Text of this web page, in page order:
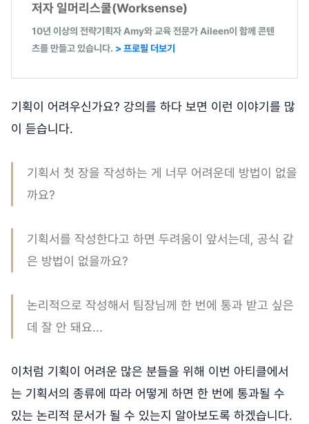
저자 일머리스쿨(Worksense)
10년 이상의 전략기획자 Amy와 교육 전문가 Aileen이 함께 콘텐
츠를 만들고 있습니다. > 프로필 더보기
기획이 어려우신가요? 강의를 하다 보면 이런 이야기를 많
이 듣습니다.
기획서 첫 장을 작성하는 게 너무 어려운데 방법이 없을
까요?
기획서를 작성한다고 하면 두려움이 앞서는데, 공식 같
은 방법이 없을까요?
논리적으로 작성해서 팀장님께 한 번에 통과 받고 싶은
데 잘 안 돼요...
이처럼 기획이 어려운 많은 분들을 위해 이번 아티클에서
는 기획서의 종류에 따라 어떻게 하면 한 번에 통과될 수
있는 논리적 문서가 될 수 있는지 알아보도록 하겠습니다.